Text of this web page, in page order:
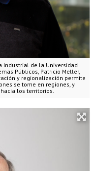
Industrial de la Universidad
Públicos, Patricio Meller,
y regionalización permite
se tome en regiones, y
los territorios.